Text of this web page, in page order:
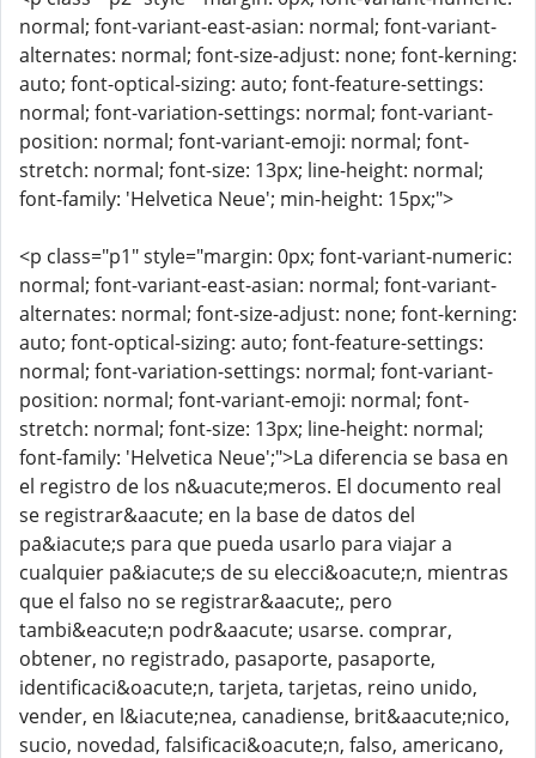
normal; font-variant-east-asian: normal; font-variant-
alternates: normal; font-size-adjust: none; font-kerning:
auto; font-optical-sizing: auto; font-feature-settings:
normal; font-variation-settings: normal; font-variant-
position: normal; font-variant-emoji: normal; font-
stretch: normal; font-size: 13px; line-height: normal;
font-family: 'Helvetica Neue'; min-height: 15px;">
<p class="p1" style="margin: 0px; font-variant-numeric:
normal; font-variant-east-asian: normal; font-variant-
alternates: normal; font-size-adjust: none; font-kerning:
auto; font-optical-sizing: auto; font-feature-settings:
normal; font-variation-settings: normal; font-variant-
position: normal; font-variant-emoji: normal; font-
stretch: normal; font-size: 13px; line-height: normal;
font-family: 'Helvetica Neue';">La diferencia se basa en
el registro de los n&uacute;meros. El documento real
se registrar&aacute; en la base de datos del
pa&iacute;s para que pueda usarlo para viajar a
cualquier pa&iacute;s de su elecci&oacute;n, mientras
que el falso no se registrar&aacute;, pero
tambi&eacute;n podr&aacute; usarse. comprar,
obtener, no registrado, pasaporte, pasaporte,
identificaci&oacute;n, tarjeta, tarjetas, reino unido,
vender, en l&iacute;nea, canadiense, brit&aacute;nico,
sucio, novedad, falsificaci&oacute;n, falso, americano,